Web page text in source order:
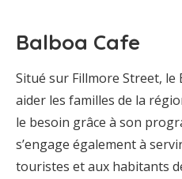
Balboa Cafe
Situé sur Fillmore Street, le
aider les familles de la
le besoin grâce à son
s’engage également à
touristes et aux habitants